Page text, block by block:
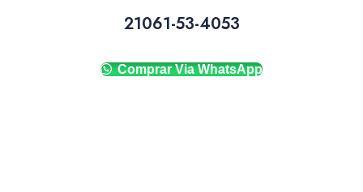
21061-53-4053
Comprar Via WhatsApp